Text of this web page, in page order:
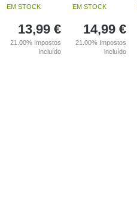
EM STOCK
13,99 €
21.00% Impostos
incluído
EM STOCK
14,99 €
21.00% Impostos
incluído